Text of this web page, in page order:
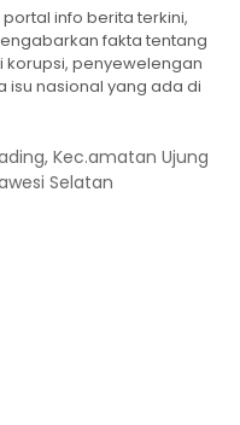
info berita terkini,
fakta tentang
penyewelengan
isu nasional yang ada di
Kec.amatan Ujung
Selatan